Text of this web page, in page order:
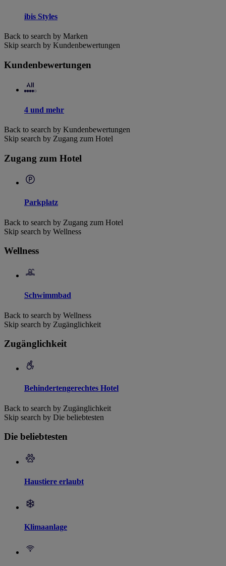
ibis Styles
Back to search by Marken
Skip search by Kundenbewertungen
Kundenbewertungen
4 und mehr
Back to search by Kundenbewertungen
Skip search by Zugang zum Hotel
Zugang zum Hotel
Parkplatz
Back to search by Zugang zum Hotel
Skip search by Wellness
Wellness
Schwimmbad
Back to search by Wellness
Skip search by Zugänglichkeit
Zugänglichkeit
Behindertengerechtes Hotel
Back to search by Zugänglichkeit
Skip search by Die beliebtesten
Die beliebtesten
Haustiere erlaubt
Klimaanlage